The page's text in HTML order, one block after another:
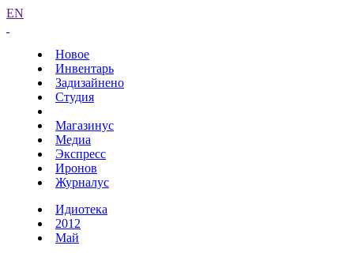
EN
Новое
Инвентарь
Задизайнено
Студия
Магазинус
Медиа
Экспресс
Иронов
Журналус
Идиотека
2012
Май